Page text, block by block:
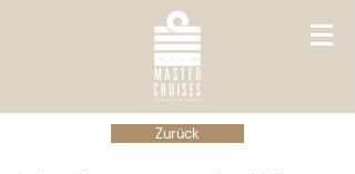
Zurück